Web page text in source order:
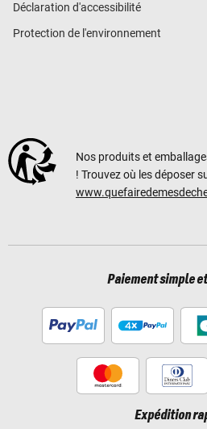
Déclaration d'accessibilité
Protection de l'environnement
Nos produits et
! Trouvez où les déposer
Paiement simple
Expédition